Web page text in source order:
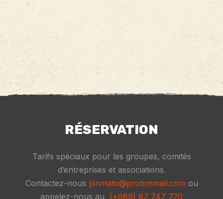
RÉSERVATION
Tarifs spéciaux pour les groupes, comités
d’entreprises et associations.
Contactez-nous pirimato@protonmail.com ou
appelez-nous au (+689) 87 747 720